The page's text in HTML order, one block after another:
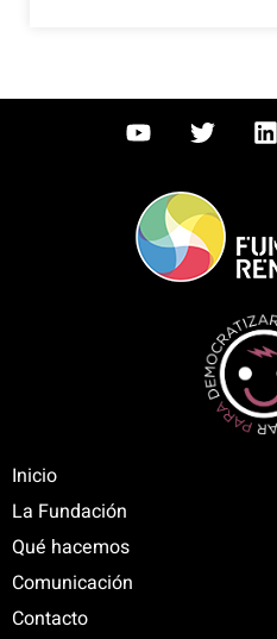
Inicio
La Fundación
Qué hacemos
Comunicación
Contacto